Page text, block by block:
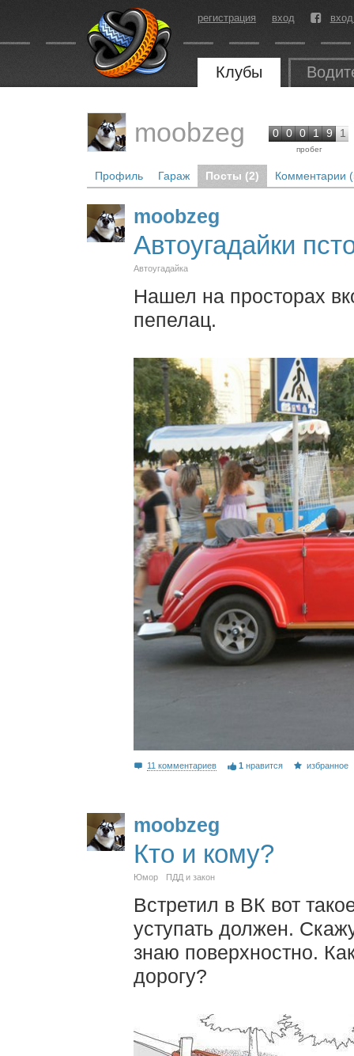
регистрация вход
Клубы
moobzeg 0 0 0 1 9 1
пробег
Профиль Гараж Посты (2) Комментарии
moobzeg
Автоугадайки
Автоугадайка
Нашел на просторах
пепелац.
11 комментариев 1 нравится избранное
moobzeg
Кто и кому?
Юмор ПДД и закон
Встретил в ВК вот
уступать должен.
знаю поверхностно.
дорогу?